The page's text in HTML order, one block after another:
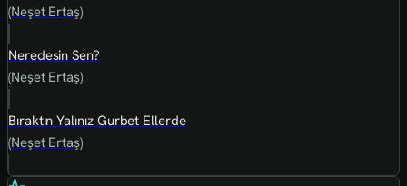
(Neşet Ertaş)
Neredesin Sen?
(Neşet Ertaş)
Bıraktın Yalınız Gurbet Ellerde
(Neşet Ertaş)